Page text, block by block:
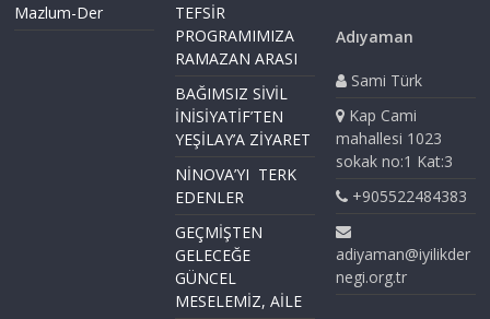
Mazlum-Der
TEFSİR
PROGRAMIMIZA
RAMAZAN ARASI
BAĞIMSIZ SİVİL
İNİSİYATİF’TEN
YEŞİLAY’A ZİYARET
NİNOVA’YI TERK
EDENLER
GEÇMİŞTEN
GELECEĞE
GÜNCEL
MESELEMİZ, AİLE
Adıyaman
Sami Türk
Kap Cami
mahallesi 1023
sokak no:1 Kat:3
+905522484383
adiyaman@iyilikder
negi.org.tr